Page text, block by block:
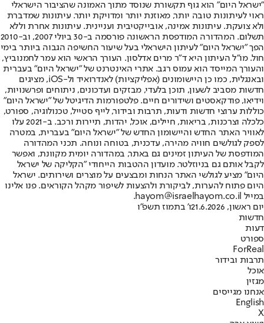
"ישראל היום" הוא גוף תקשורת שנוסד מתוך האמונה שהציבור הישראלי
ראוי לעיתונות טובה יותר, מאוזנת יותר ומדויקת יותר. עיתונות שמדברת
ולא צועקת. עיתונות אמינה, אובייקטיבית ועניינית. עיתונות אחרת וללא
תשלום. המהדורה המודפסת הראשונה פורסמה ב-30 ביולי 2007, וב-2010
הפך "ישראל היום" לעיתון הישראלי בעל שיעור החשיפה הגבוה ביותר בימי
חול. מו"ל העיתון היא ד"ר מרים אדלסון. העורך הראשי הוא עמר לחמנוביץ,
והעורך המייסד הוא עמוס רגב. אתרי האינטרנט של "ישראל היום" בעברית
ובאנגלית, כמו כן היישומונים (אפליקציות) לאנדרואיד ול-iOS, מציגים
חדשות מסביב לשעון, תוכן בלעדי, מבזקים ועדכונים, ניתוחים ופרשנויות,
וידיאו, פודקאסטים ושידורים חיים. פלטפורמות הדיגיטל של "ישראל היום"
כוללות ערוצי חדשות ודעות, תרבות ובידור, לייף סטייל, טכנולוגיה, ספורט,
כלכלה וצרכנות, בריאות, חיילים, אוכל, יהדות, תיירות ורכב. ב-2021 עלו
לאוויר האתר החדש והיישומון החדש של "ישראל היום" בעברית, במטרה
לספק לגולשים חוויה מהירה, עדכנית, בטוחה ונוחה. תכני המהדורה
המודפסת של העיתון זמינים גם באתר, במהדורה יומית מקוונת, ואפשר
לקבל אותם גם בניוזלטר. מועדון ההטבות הייחודי "הקליקה של ישראל
היום" מציע לגולשי האתר הנחות ומבצעים על מוצרים ושירותים. ישראל
היום פתוח להערות, לביקורת ולהצעות לשיפור מקהל הקוראים. פנו אלינו
במייל hayom@israelhayom.co.il.
יום ראשון, 21.6.2026
ו' בתמוז תשפ"ו
חדשות
דעות
ספורט
ForReal
תרבות ובידור
אוכל
מגזין
אנחנו מגייסים
English
X